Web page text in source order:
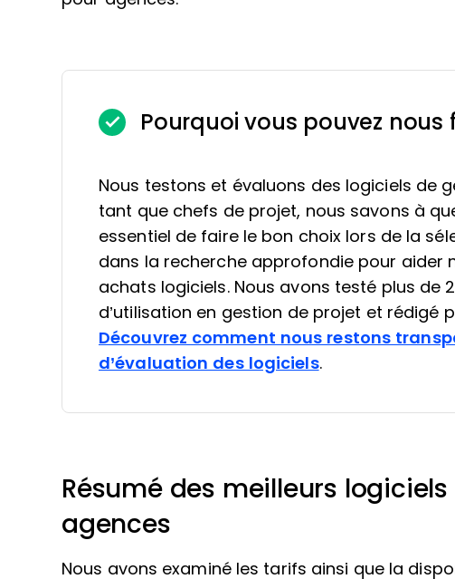
Pourquoi vous pouvez nous
Nous testons et évaluons des logiciels de
tant que chefs de projet, nous savons à
essentiel de faire le bon choix lors de la
dans la recherche approfondie pour aider
achats logiciels. Nous avons testé plus de
d’utilisation en gestion de projet et rédigé
Découvrez comment nous restons
d’évaluation des logiciels.
Résumé des meilleurs
agences
Nous avons examiné les tarifs ainsi que la